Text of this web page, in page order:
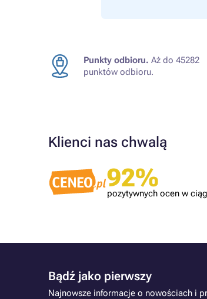
Punkty odbioru. Aż do 45282
punktów odbioru.
Klienci nas chwalą
92%
pozytywnych ocen w
Tonery OK!
Bądź jako pierwszy
Najnowsze informacje o nowościach i